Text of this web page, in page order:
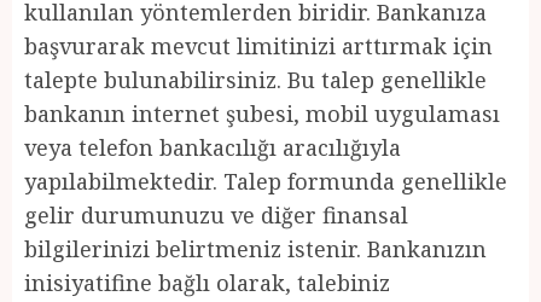
kullanılan yöntemlerden biridir. Bankanıza
başvurarak mevcut limitinizi arttırmak için
talepte bulunabilirsiniz. Bu talep genellikle
bankanın internet şubesi, mobil uygulaması
veya telefon bankacılığı aracılığıyla
yapılabilmektedir. Talep formunda genellikle
gelir durumunuzu ve diğer finansal
bilgilerinizi belirtmeniz istenir. Bankanızın
inisiyatifine bağlı olarak, talebiniz